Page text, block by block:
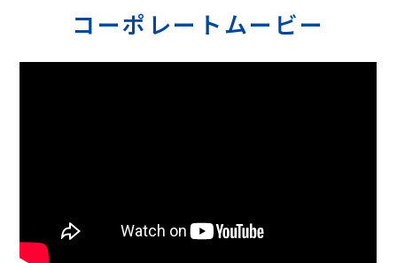
コーポレートムービー